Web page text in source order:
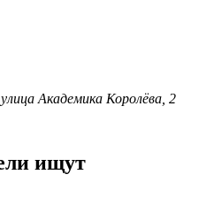
Академика Королёва, 2
ищут